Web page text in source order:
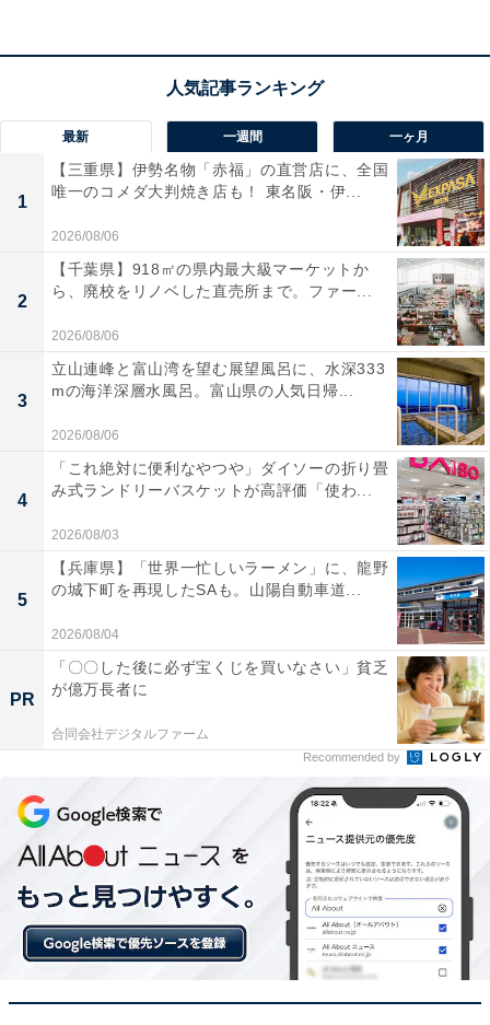
学習院とは異なる道を歩んだ悠仁さま
士族とは江戸時代まで武士だった人間に与えられた身分
明治時代のはじめには家禄や帯刀などの特権があった
が、次第にそれは失われ、西南戦争などの士族反乱に結
びついた。それ以降は法的な特権はなくなり、戦後には
廃止された。
戦後になると華族の制度も廃止され、それにともない学
習院も1949（昭和24）年に新制の私立大学として改めて
開学されることになった。それでも皇族は学習院を選ん
できた。
現在の天皇も幼稚園から大学まで学習院で、大学院の博
士前期課程も学習院大学大学院人文科学研究科を修了
し、文学修士の学位を得ている。
それと比較したとき、悠仁親王の進学先は大きく異なっ
ている。一度も学習院に籍をおいたことがないのだ。そ
の兆しは、悠仁親王の姉たちの進学先の選択に示されて
いた。
最新 一週間 一ヶ月
1
【三重県】伊勢名物「赤福」の直営店に、全国
唯一のコメダ大判焼き店も！ 東名阪・伊...
2026/08/06
2
【千葉県】918㎡の県内最大級マーケットか
ら、廃校をリノベした直売所まで。ファー...
2026/08/06
3
立山連峰と富山湾を望む展望風呂に、水深333
mの海洋深層水風呂。富山県の人気日帰...
2026/08/06
4
「これ絶対に便利なやつや」ダイソーの折り畳
み式ランドリーバスケットが高評価「使わ...
2026/08/03
5
【兵庫県】「世界一忙しいラーメン」に、龍野
の城下町を再現したSAも。山陽自動車道...
2026/08/04
PR
「〇〇した後に必ず宝くじを買いなさい」貧乏
が億万長者に
合同会社デジタルファーム
Recommended by